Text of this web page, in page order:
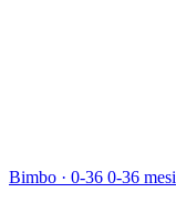
Bimbo · 0-36 0-36 mesi